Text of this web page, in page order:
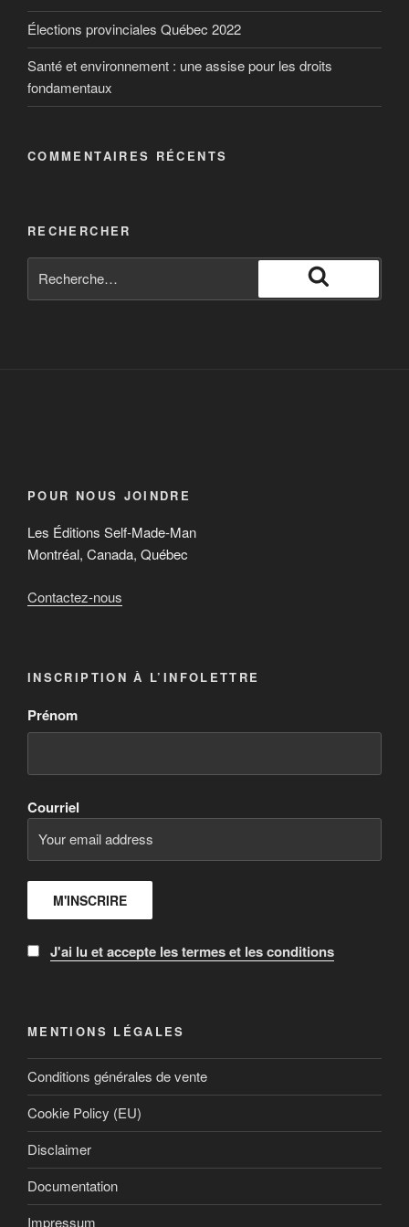
Canada.
Élections provinciales Québec 2022
Santé et environnement : une assise pour les droits
fondamentaux
COMMENTAIRES RÉCENTS
RECHERCHER
POUR NOUS JOINDRE
Les Éditions Self-Made-Man
Montréal, Canada, Québec
Contactez-nous
INSCRIPTION À L’INFOLETTRE
Prénom
Courriel
J'ai lu et accepte les termes et les conditions
MENTIONS LÉGALES
Conditions générales de vente
Cookie Policy (EU)
Disclaimer
Documentation
Impressum